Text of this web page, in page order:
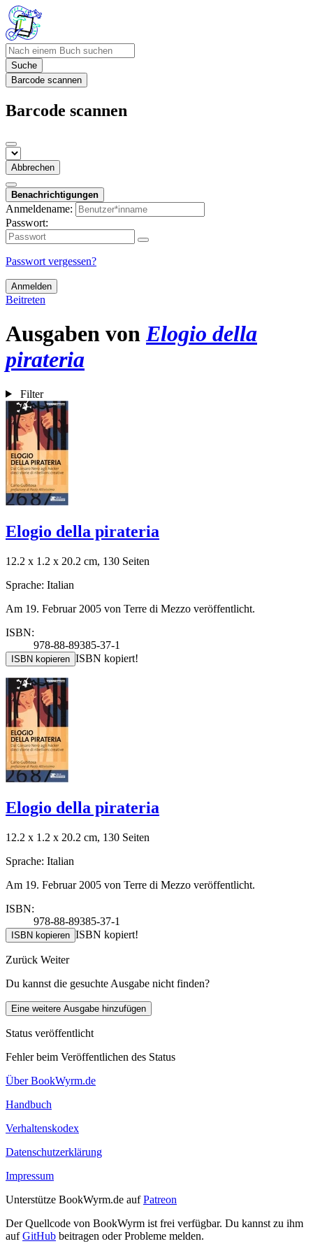
Suche
Barcode scannen
Barcode scannen
Abbrechen
Benachrichtigungen
Anmeldename:
Passwort:
Passwort vergessen?
Anmelden
Beitreten
Ausgaben vonElogio della
pirateria
Filter
Elogio della pirateria
12.2 x 1.2 x 20.2 cm, 130 Seiten
Sprache: Italian
Am 19. Februar 2005 von Terre di Mezzo veröffentlicht.
ISBN:
978-88-89385-37-1
ISBN kopieren ISBN kopiert!
Elogio della pirateria
12.2 x 1.2 x 20.2 cm, 130 Seiten
Sprache: Italian
Am 19. Februar 2005 von Terre di Mezzo veröffentlicht.
ISBN:
978-88-89385-37-1
ISBN kopieren ISBN kopiert!
Zurück Weiter
Du kannst die gesuchte Ausgabe nicht finden?
Eine weitere Ausgabe hinzufügen
Status veröffentlicht
Fehler beim Veröffentlichen des Status
Über BookWyrm.de
Handbuch
Verhaltenskodex
Datenschutzerklärung
Impressum
Unterstütze BookWyrm.de aufPatreon
Der Quellcode von BookWyrm ist frei verfügbar. Du kannst zu ihm
aufGitHub beitragen oder Probleme melden.